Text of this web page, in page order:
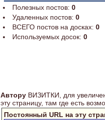
Полезных постов: 0
Удаленных постов: 0
ВСЕГО постов на досках: 0
Используемых досок: 0
АвторуВИЗИТКИ, для
эту страницу, там где есть
Постоянный URL на эту